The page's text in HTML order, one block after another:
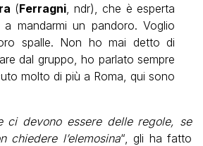
(Ferragni, ndr), che è esperta
mandarmi un pandoro. Voglio
spalle. Non ho mai detto di
dal gruppo, ho parlato sempre
molto di più a Roma, qui sono
ci devono essere delle regole, se
chiedere l’elemosina“, gli ha fatto